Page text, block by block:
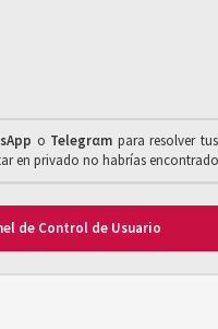
o Telegrαm para resolver
en privado no habrías
de Control de Usuario